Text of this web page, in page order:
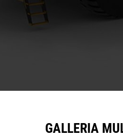
GALLERIA